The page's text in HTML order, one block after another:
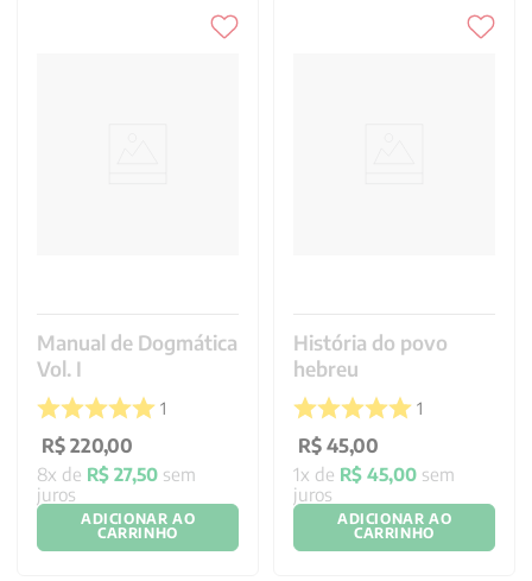
Manual de Dogmática
Vol. I
1
R$ 220,00
8x de R$ 27,50 sem
juros
ADICIONAR AO
CARRINHO
História do povo
hebreu
1
R$ 45,00
1x de R$ 45,00 sem
juros
ADICIONAR AO
CARRINHO